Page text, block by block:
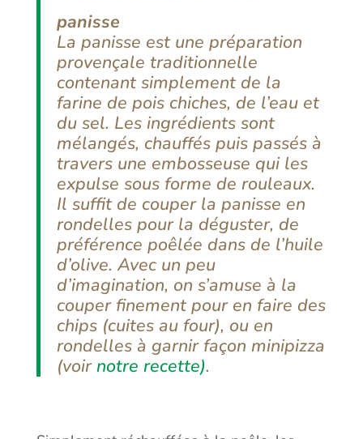
panisse
La panisse est une préparation
provençale traditionnelle
contenant simplement de la
farine de pois chiches, de l’eau et
du sel. Les ingrédients sont
mélangés, chauffés puis passés à
travers une embosseuse qui les
expulse sous forme de rouleaux.
Il suffit de couper la panisse en
rondelles pour la déguster, de
préférence poêlée dans de l’huile
d’olive. Avec un peu
d’imagination, on s’amuse à la
couper finement pour en faire des
chips (cuites au four), ou en
rondelles à garnir façon minipizza
(voir notre recette).